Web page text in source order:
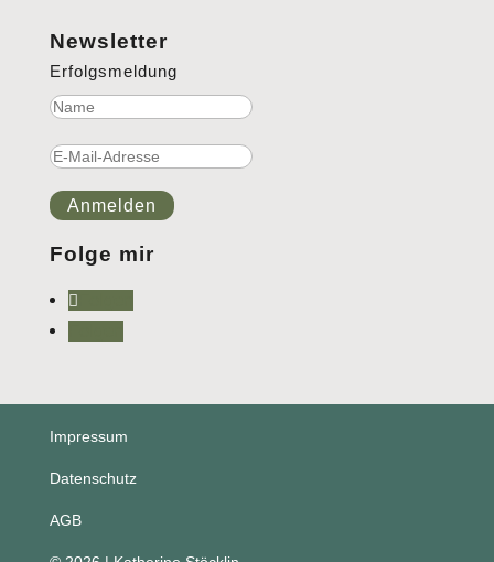
Newsletter
Erfolgsmeldung
Anmelden
Folge mir
Impressum
Datenschutz
AGB